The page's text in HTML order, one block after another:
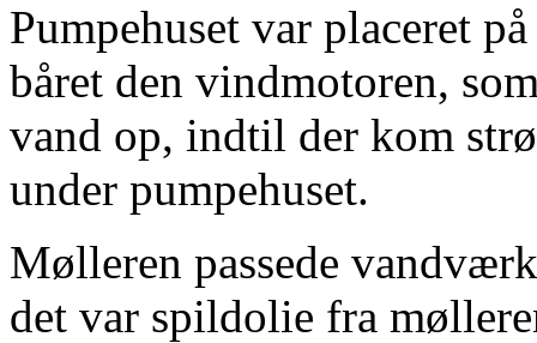
Pumpehuset var placeret
båret den vindmotoren,
vand op, indtil der kom
under pumpehuset.
Mølleren passede
det var spildolie fra